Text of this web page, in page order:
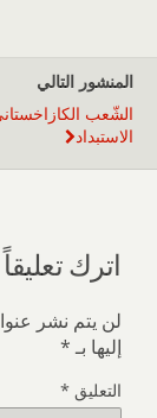
المنشور التالي
الشّعب
الاستبداد
اترك تعليقاً
لن يتم نشر
إليها بـ*
التعليق *